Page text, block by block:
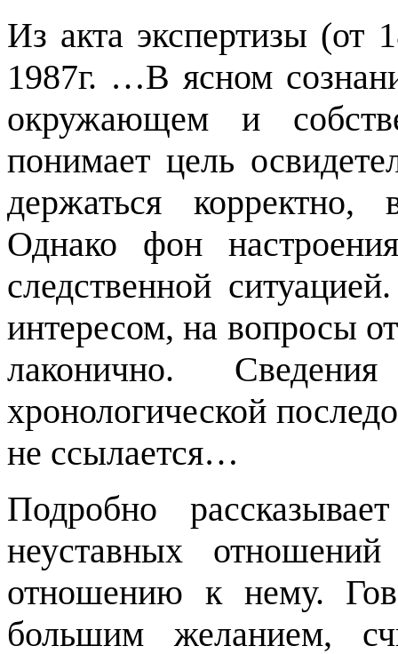
Из акта экспертизы (от
1987г. …В ясном
окружающем и
понимает цель
держаться корректно,
Однако фон
следственной
интересом, на вопросы
лаконично.
хронологической
не ссылается…
Подробно
неуставных
отношению к нему.
большим желанием,